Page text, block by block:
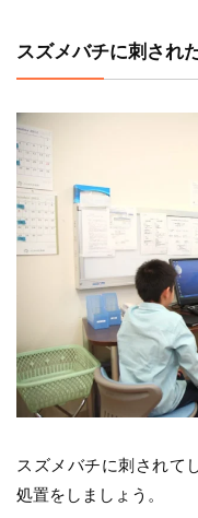
スズメバチに刺され
スズメバチに刺されて
処置をしましょう。